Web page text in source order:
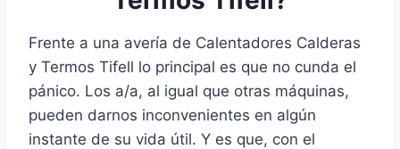
Frente a una avería de Calentadores Calderas
y Termos Tifell lo principal es que no cunda el
pánico. Los a/a, al igual que otras máquinas,
pueden darnos inconvenientes en algún
instante de su vida útil. Y es que, con el